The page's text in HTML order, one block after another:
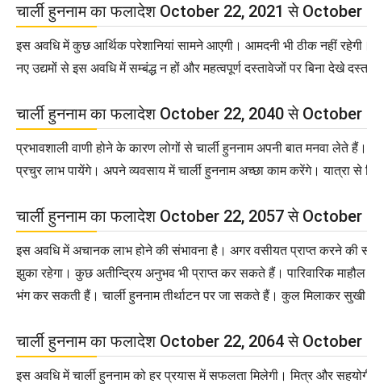
चार्ली हुननाम का फलादेश October 22, 2021 से
इस अवधि में कुछ आर्थिक परेशानियां सामने आएगी। आमदनी भी ठीक नहीं रहेगी।
नए उद्यमों से इस अवधि में सम्बंद्ध न हों और महत्वपूर्ण दस्तावेजों पर बिना देखे
चार्ली हुननाम का फलादेश October 22, 2040 से
प्रभावशाली वाणी होने के कारण लोगों से चार्ली हुननाम अपनी बात मनवा लेते हैं।
प्रचुर लाभ पायेंगे। अपने व्यवसाय में चार्ली हुननाम अच्छा काम करेंगे। यात्रा से
चार्ली हुननाम का फलादेश October 22, 2057 से
इस अवधि में अचानक लाभ होने की संभावना है। अगर वसीयत प्राप्त करने की
झुका रहेगा। कुछ अतीन्द्रिय अनुभव भी प्राप्त कर सकते हैं। पारिवारिक माहौल
भंग कर सकती हैं। चार्ली हुननाम तीर्थाटन पर जा सकते हैं। कुल मिलाकर सुखी
चार्ली हुननाम का फलादेश October 22, 2064 से
इस अवधि में चार्ली हुननाम को हर प्रयास में सफलता मिलेगी। मित्र और